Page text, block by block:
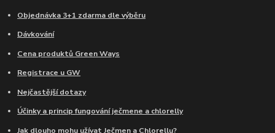
Objednávka 3+1 zdarma dle výběru
Dávkování
Cena produktů Green Ways
Registrace u GW
Nejčastější dotazy
Účinky a princip fungování ječmene a chlorelly
Jak dlouho mohu užívat Ječmen a Chlorellu?